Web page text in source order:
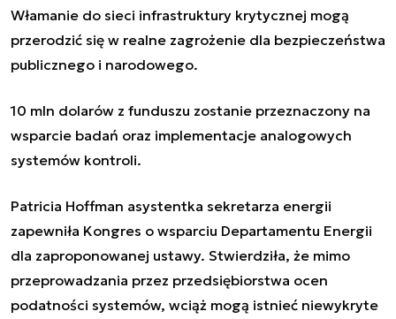
Włamanie do sieci infrastruktury krytycznej mogą
przerodzić się w realne zagrożenie dla bezpieczeństwa
publicznego i narodowego.
10 mln dolarów z funduszu zostanie przeznaczony na
wsparcie badań oraz implementacje analogowych
systemów kontroli.
Patricia Hoffman asystentka sekretarza energii
zapewniła Kongres o wsparciu Departamentu Energii
dla zaproponowanej ustawy. Stwierdziła, że mimo
przeprowadzania przez przedsiębiorstwa ocen
podatności systemów, wciąż mogą istnieć niewykryte